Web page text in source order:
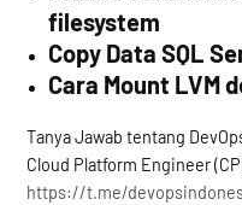
filesystem
Copy Data SQL
Cara Mount LVM
Tanya Jawab tentang
Cloud Platform Engineer
https://t.me/